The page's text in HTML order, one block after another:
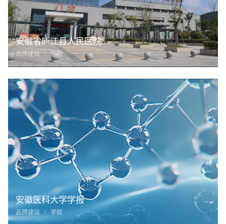
安徽省庐江县人民医院
品牌建站 医院
安徽医科大学学报
品牌建站 学校